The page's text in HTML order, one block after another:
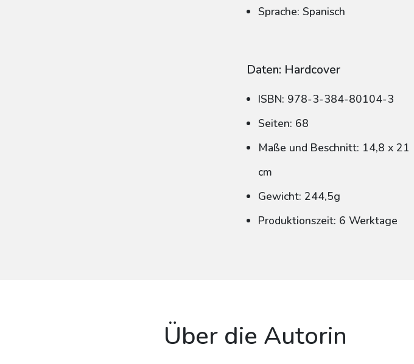
Sprache: Spanisch
Daten: Hardcover
ISBN: 978-3-384-80104-3
Seiten: 68
Maße und Beschnitt: 14,8 x 21
cm
Gewicht: 244,5g
Produktionszeit: 6 Werktage
Über die Autorin